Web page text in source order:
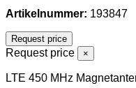
Artikelnummer: 193847
Request price
Request price ×
LTE 450 MHz